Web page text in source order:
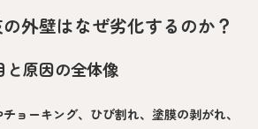
外壁はなぜ劣化するのか？
と原因の全体像
ョーキング、ひび割れ、塗膜の剥がれ、